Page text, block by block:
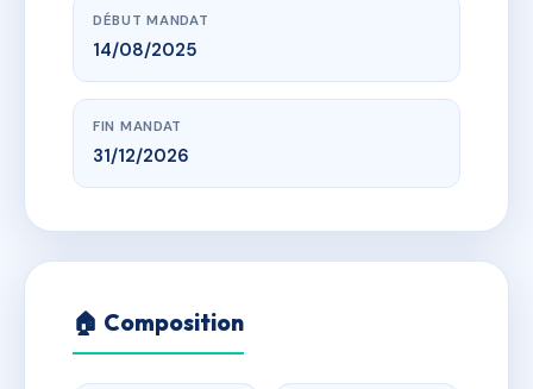
DÉBUT MANDAT
14/08/2025
FIN MANDAT
31/12/2026
🏠 Composition